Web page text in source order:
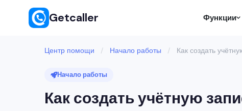
Getcaller Функции
Центр помощи / Начало работы / Как создать
Начало работы
Как создать учётную